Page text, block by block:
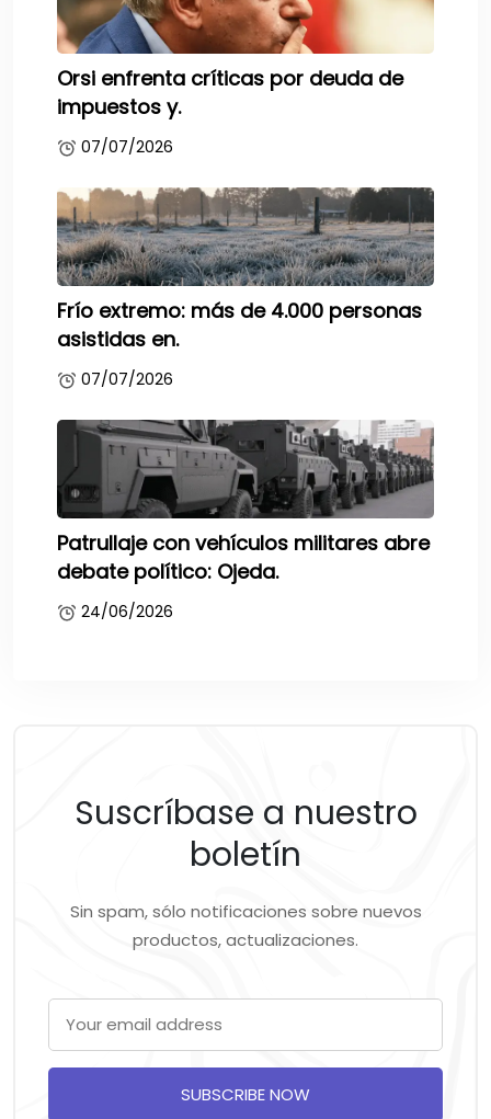
Orsi enfrenta críticas por deuda de
impuestos y.
07/07/2026
Frío extremo: más de 4.000 personas
asistidas en.
07/07/2026
Patrullaje con vehículos militares abre
debate político: Ojeda.
24/06/2026
Suscríbase a nuestro
boletín
Sin spam, sólo notificaciones sobre nuevos
productos, actualizaciones.
SUBSCRIBE NOW